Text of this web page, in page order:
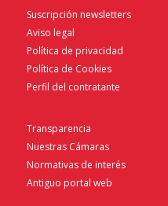
Suscripción newsletters
Aviso legal
Política de privacidad
Política de Cookies
Perfil del contratante
Transparencia
Nuestras Cámaras
Normativas de interés
Antiguo portal web